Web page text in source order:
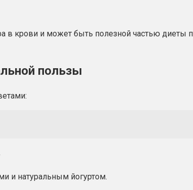
крови и может быть полезной частью диеты
пользы
и натуральным йогуртом.